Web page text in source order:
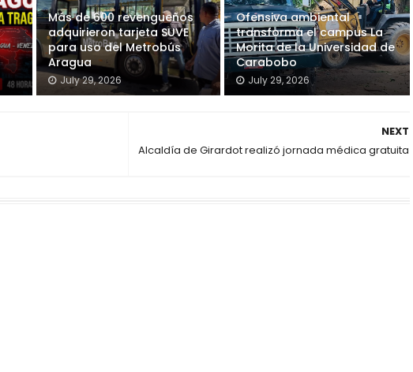
Más de 600 revengueños
adquirieron tarjeta SUVE
para uso del Metrobús
Aragua
July 29, 2026
Ofensiva ambiental
transforma el campus La
Morita de la Universidad de
Carabobo
July 29, 2026
NEXT
Alcaldía de Girardot realizó jornada médica gratuita